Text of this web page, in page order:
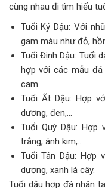
cùng nhau đi tìm hiểu
Tuổi Kỷ Dậu: Với
gam màu như đỏ,
Tuổi Đinh Dậu: Tuổi
hợp với các mẫu
cam.
Tuổi Ất Dậu: Hợp
dương, đen,…
Tuổi Quý Dậu:
trắng, ánh kim,…
Tuổi Tân Dậu: Hợp
dương, xanh lá cây.
Tuổi dậu hợp đá nhân